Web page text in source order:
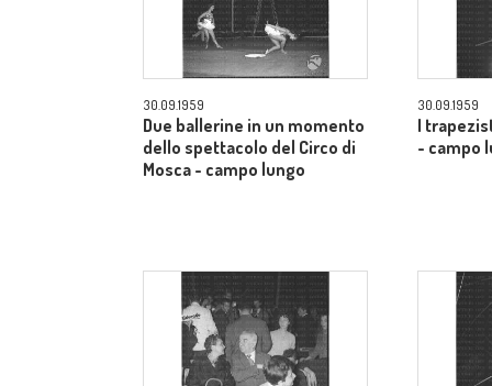
30.09.1959
Due ballerine in un momento
dello spettacolo del Circo di
Mosca - campo lungo
30.09.1959
I
- campo